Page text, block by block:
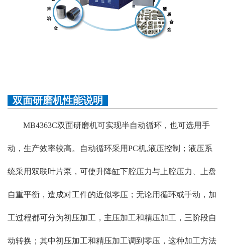
双面研磨机性能说明
MB4363C双面研磨机可实现半自动循环，也可选用手
动，生产效率较高。自动循环采用PC机,液压控制；液压系
统采用双联叶片泵，可使升降缸下腔压力与上腔压力、上盘
自重平衡，造成对工件的近似零压；无论用循环或手动，加
工过程都可分为初压加工，主压加工和精压加工，三阶段自
动转换；其中初压加工和精压加工调到零压，这种加工方法